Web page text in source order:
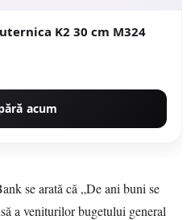
K2 30 cm M324
acum
se arată că „De ani buni se
a veniturilor bugetului general